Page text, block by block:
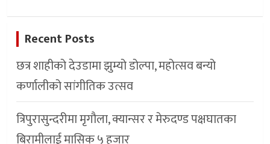
Recent Posts
छत्र शाहीको देउडामा झुम्यो डोल्पा, महोत्सव बन्यो
कर्णालीको सांगीतिक उत्सव
त्रिपुरासुन्दरीमा मृगौला, क्यान्सर र मेरुदण्ड पक्षघातका
बिरामीलाई मासिक ५ हजार